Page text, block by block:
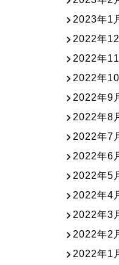
2023年1
2022年
2022年
2022年
2022年9
2022年8
2022年7
2022年6
2022年5
2022年4
2022年3
2022年2
2022年1